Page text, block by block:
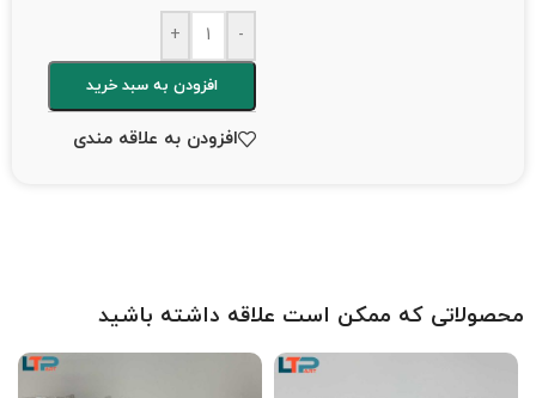
-
+
افزودن به سبد خرید
افزودن به علاقه مندی
محصولاتی که ممکن است علاقه داشته باشید